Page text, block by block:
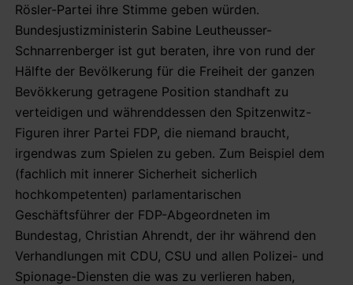
Rösler-Partei ihre Stimme geben würden.
Bundesjustizministerin Sabine Leutheusser-
Schnarrenberger ist gut beraten, ihre von rund der
Hälfte der Bevölkerung für die Freiheit der ganzen
Bevökkerung getragene Position standhaft zu
verteidigen und währenddessen den Spitzenwitz-
Figuren ihrer Partei FDP, die niemand braucht,
irgendwas zum Spielen zu geben. Zum Beispiel dem
(fachlich mit innerer Sicherheit sicherlich
hochkompetenten) parlamentarischen
Geschäftsführer der FDP-Abgeordneten im
Bundestag, Christian Ahrendt, der ihr während den
Verhandlungen mit CDU, CSU und allen Polizei- und
Spionage-Diensten die was zu verlieren haben,